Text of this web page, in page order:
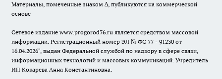
Материалы, помеченные знаком ∆, публикуются на коммерческой
основе
Сетевое издание www.progorod76.ru является средством массовой
информации. Регистрационный номер ЭЛ № ФС 77 - 91230 от
16.04.2026", выдан Федеральной службой по надзору в сфере связи,
информационных технологий и массовых коммуникаций. Учредитель
ИП Кокарева Анна Константиновна.